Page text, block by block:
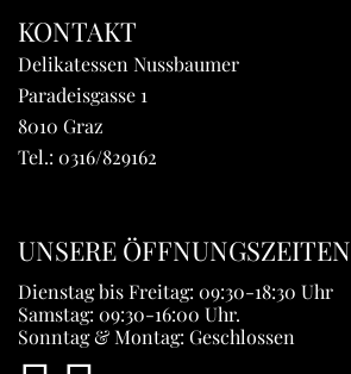
KONTAKT
Delikatessen Nussbaumer
Paradeisgasse 1
8010 Graz
Tel.: 0316/829162
UNSERE ÖFFNUNGSZEITEN
Dienstag bis Freitag: 09:30-18:30 Uhr
Samstag: 09:30-16:00 Uhr.
Sonntag & Montag: Geschlossen